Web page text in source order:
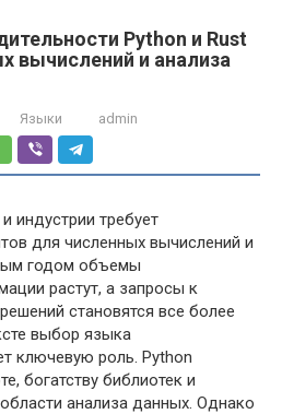
Python и Rust
вычислений и анализа
Языки admin
индустрии требует
для численных вычислений и
годом объемы
растут, а запросы к
становятся все более
выбор языка
ключевую роль. Python
богатству библиотек и
анализа данных. Однако